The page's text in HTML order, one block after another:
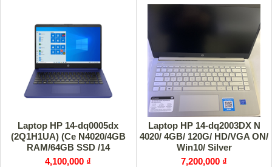
Laptop HP 14-dq0005dx
(2Q1H1UA) (Ce N4020/4GB
RAM/64GB SSD /14
HD/Win10/Xanh)
4,100,000 ₫
Laptop HP 14-dq2003DX N
4020/ 4GB/ 120G/ HD/VGA ON/
Win10/ Silver
7,200,000 ₫